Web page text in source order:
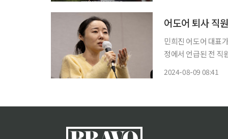
어도어 퇴사 직
민희진 어도어 대표
정에서 언급된 전 직원이 직접 입장을 밝
2024-08-09 08:41